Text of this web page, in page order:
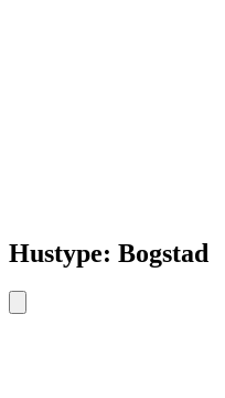
Hustype: Bogstad